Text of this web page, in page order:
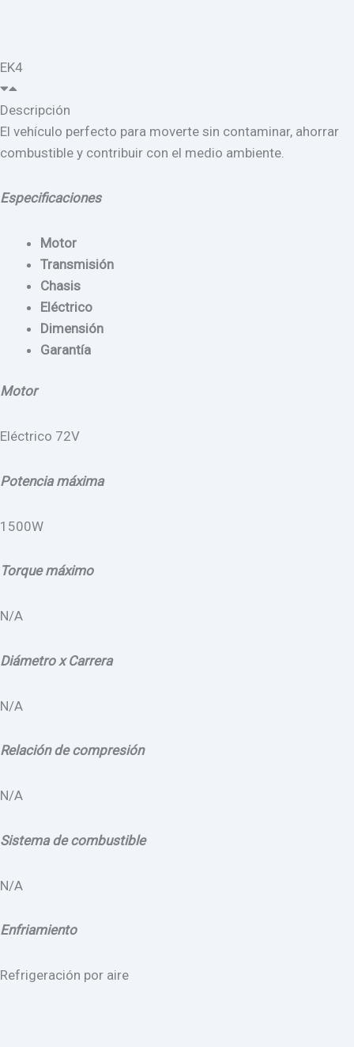
EK4
Descripción
El vehículo perfecto para moverte sin contaminar, ahorrar
combustible y contribuir con el medio ambiente.
Especificaciones
Motor
Transmisión
Chasis
Eléctrico
Dimensión
Garantía
Motor
Eléctrico 72V
Potencia máxima
1500W
Torque máximo
N/A
Diámetro x Carrera
N/A
Relación de compresión
N/A
Sistema de combustible
N/A
Enfriamiento
Refrigeración por aire